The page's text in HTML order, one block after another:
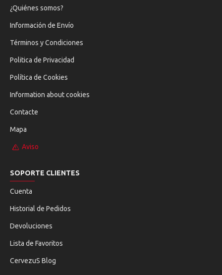
¿Quiénes somos?
Información de Envío
Términos y Condiciones
Politica de Privacidad
Política de Cookies
Information about cookies
Contacte
Mapa
Aviso
SOPORTE CLIENTES
Cuenta
Historial de Pedidos
Devoluciones
Lista de Favoritos
CervezuS Blog